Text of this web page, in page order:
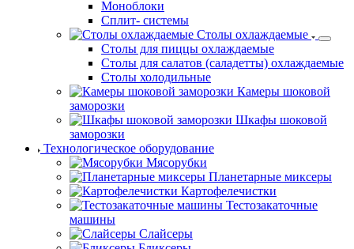
Моноблоки
Сплит- системы
Столы охлаждаемые
Столы для пиццы охлаждаемые
Столы для салатов (саладетты) охлаждаемые
Столы холодильные
Камеры шоковой
заморозки
Шкафы шоковой
заморозки
Технологическое оборудование
Мясорубки
Планетарные миксеры
Картофелечистки
Тестозакаточные
машины
Слайсеры